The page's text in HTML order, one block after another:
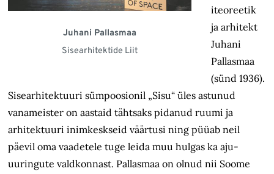
Juhani Pallasmaa
Sisearhitektide Liit
iteoreetik
ja arhitekt
Juhani
Pallasmaa
(sünd 1936).
Sisearhitektuuri sümpoosionil „Sisu“ üles astunud
vanameister on aastaid tähtsaks pidanud ruumi ja
arhitektuuri inimkeskseid väärtusi ning püüab neil
päevil oma vaadetele tuge leida muu hulgas ka aju-
uuringute valdkonnast. Pallasmaa on olnud nii Soome